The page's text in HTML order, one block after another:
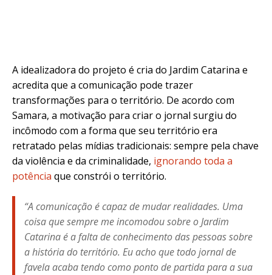
A idealizadora do projeto é cria do Jardim Catarina e
acredita que a comunicação pode trazer
transformações para o território. De acordo com
Samara, a motivação para criar o jornal surgiu do
incômodo com a forma que seu território era
retratado pelas mídias tradicionais: sempre pela chave
da violência e da criminalidade, ignorando toda a
potência que constrói o território.
“A comunicação é capaz de mudar realidades. Uma
coisa que sempre me incomodou sobre o Jardim
Catarina é a falta de conhecimento das pessoas sobre
a história do território. Eu acho que todo jornal de
favela acaba tendo como ponto de partida para a sua